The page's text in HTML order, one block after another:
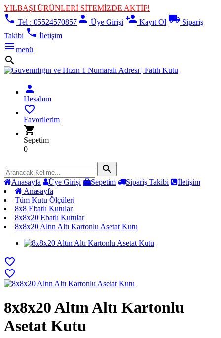
YILBAŞI ÜRÜNLERİ SİTEMİZDE AKTİF!
phone Tel : 05524570857 person Üye Girişi person_add Kayıt Ol local_shipping Sipariş
Takibi phone İletişim
menumenü
search
person
Hesabım
favorite_border
Favorilerim
shopping_cart
Sepetim
0
search
Anasayfa Üye Girişi Sepetim Sipariş Takibi
İletişim
Anasayfa
Tüm Kutu Ölçüleri
8x8 Ebatlı Kutular
8x8x20 Ebatlı Kutular
8x8x20 Altın Altı Kartonlu Asetat Kutu
favorite_border
favorite_border
8x8x20 Altın Altı Kartonlu
Asetat Kutu